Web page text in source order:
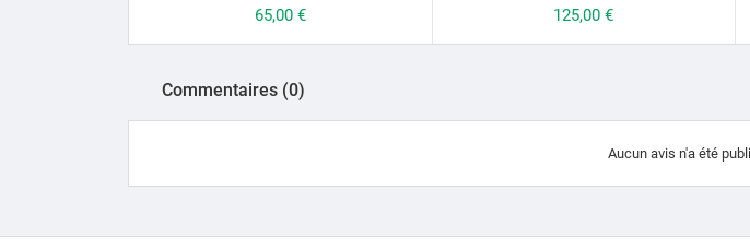
Prix
65,00 € Prix
125,00 €
Commentaires (0)
Aucun avis n'a été